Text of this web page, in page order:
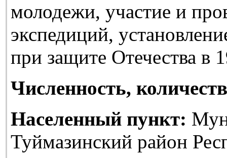
молодежи, участие и
экспедиций,
при защите Отечества в
Численность,
Населенный пункт:
Туймазинский район